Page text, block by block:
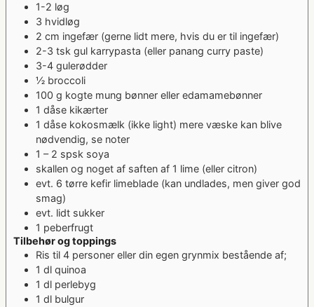
1-2 løg
3 hvidløg
2 cm ingefær (gerne lidt mere, hvis du er til ingefær)
2-3 tsk gul karrypasta (eller panang curry paste)
3-4 gulerødder
½ broccoli
100 g kogte mung bønner eller edamamebønner
1 dåse kikærter
1 dåse kokosmælk (ikke light) mere væske kan blive
nødvendig, se noter
1 – 2 spsk soya
skallen og noget af saften af 1 lime (eller citron)
evt. 6 tørre kefir limeblade (kan undlades, men giver god
smag)
evt. lidt sukker
1 peberfrugt
Tilbehør og toppings
Ris til 4 personer eller din egen grynmix bestående af;
1 dl quinoa
1 dl perlebyg
1 dl bulgur